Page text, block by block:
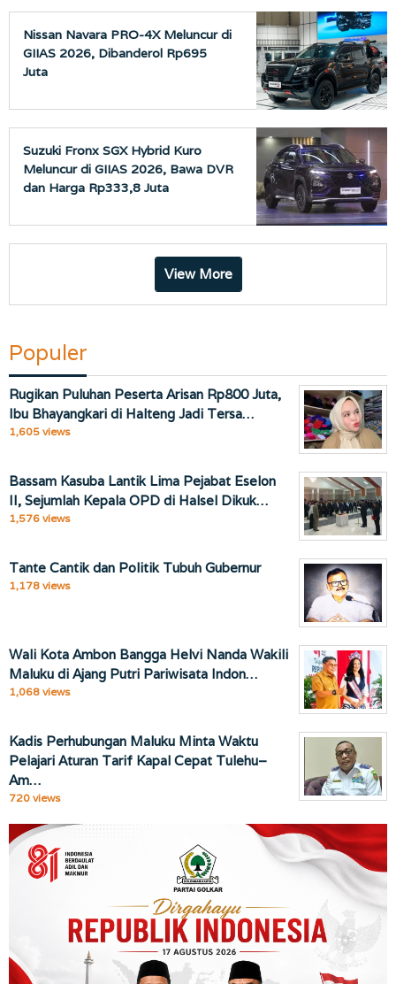
Nissan Navara PRO-4X Meluncur di
GIIAS 2026, Dibanderol Rp695
Juta
Suzuki Fronx SGX Hybrid Kuro
Meluncur di GIIAS 2026, Bawa DVR
dan Harga Rp333,8 Juta
View More
Populer
Rugikan Puluhan Peserta Arisan Rp800 Juta,
Ibu Bhayangkari di Halteng Jadi Tersa…
1,605 views
Bassam Kasuba Lantik Lima Pejabat Eselon
II, Sejumlah Kepala OPD di Halsel Dikuk…
1,576 views
Tante Cantik dan Politik Tubuh Gubernur
1,178 views
Wali Kota Ambon Bangga Helvi Nanda Wakili
Maluku di Ajang Putri Pariwisata Indon…
1,068 views
Kadis Perhubungan Maluku Minta Waktu
Pelajari Aturan Tarif Kapal Cepat Tulehu–
Am…
720 views